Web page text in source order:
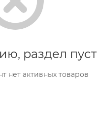
раздел пуст
нет активных товаров